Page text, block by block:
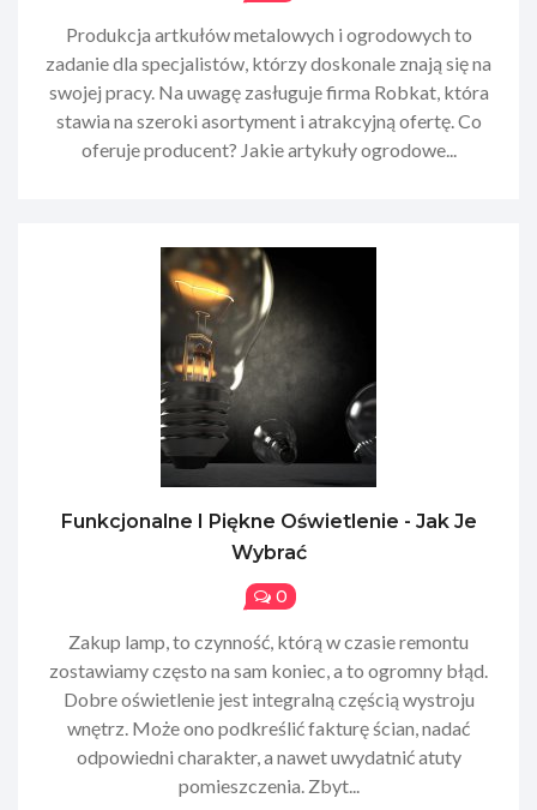
Produkcja artkułów metalowych i ogrodowych to
zadanie dla specjalistów, którzy doskonale znają się na
swojej pracy. Na uwagę zasługuje firma Robkat, która
stawia na szeroki asortyment i atrakcyjną ofertę. Co
oferuje producent? Jakie artykuły ogrodowe...
Funkcjonalne I Piękne Oświetlenie - Jak Je
Wybrać
0
Zakup lamp, to czynność, którą w czasie remontu
zostawiamy często na sam koniec, a to ogromny błąd.
Dobre oświetlenie jest integralną częścią wystroju
wnętrz. Może ono podkreślić fakturę ścian, nadać
odpowiedni charakter, a nawet uwydatnić atuty
pomieszczenia. Zbyt...